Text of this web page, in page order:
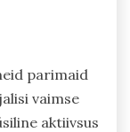
parimaid
vaimse
aktiivsus